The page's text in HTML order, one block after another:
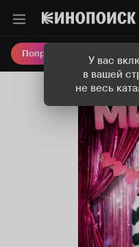
У вас
в вашей
не весь
Попробовать Плюс